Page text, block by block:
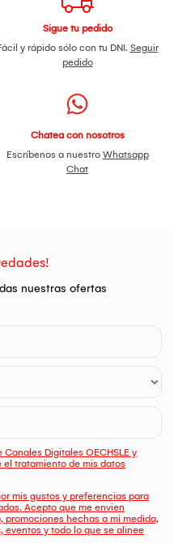
Sigue tu pedido
y rápido sólo con tu DNI. Seguir
pedido
Chatea con nosotros
Escríbenos a nuestro Whatsapp
Chat
nuestras ofertas
Digitales OECHSLE y
tratamiento de mis datos
mis gustos y preferencias para
Acepto que me envien
hechas a mi medida,
eventos y todo lo que se alinee